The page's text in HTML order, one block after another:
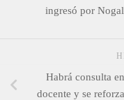
ingresó por
Habrá consulta
docente y se